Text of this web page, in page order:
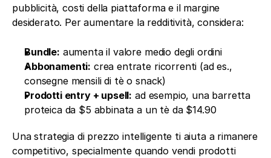
pubblicità, costi della piattaforma e il margine
desiderato. Per aumentare la redditività, considera:
Bundle: aumenta il valore medio degli ordini
Abbonamenti: crea entrate ricorrenti (ad es.,
consegne mensili di tè o snack)
Prodotti entry + upsell: ad esempio, una barretta
proteica da $5 abbinata a un tè da $14.90
Una strategia di prezzo intelligente ti aiuta a rimanere
competitivo, specialmente quando vendi prodotti